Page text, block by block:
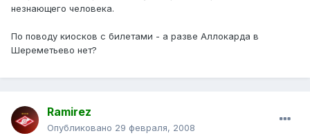
незнающего человека.
По поводу киосков с билетами - а разве Аллокарда в
Шереметьево нет?
Ramirez
Опубликовано 29 февраля, 2008